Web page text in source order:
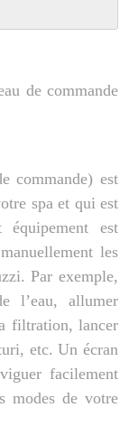
de commande
commande) est
spa et qui est
est
les
Par exemple,
l’eau, allumer
filtration, lancer
etc. Un écran
facilement
modes de votre